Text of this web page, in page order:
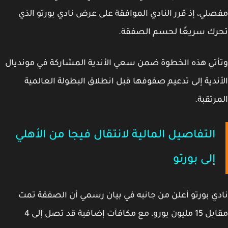
إذ قرر النادي الموافقة على عرض نادي بورتو الذي
سريعًا لحسم الصفقة.
هذه الخطوة ضمن سعي الأندية المشاركة في مونديال
إلى تدعيم صفوفها قبل انطلاق البطولة العالمية
التفاصيل المالية لانتقال فيجا من الأهلي
إلى بورتو
بورتو أعلن من جانبه في بيان رسمي أن الصفقة تمت
مقابل 15 مليون يورو، مع مكافآت إضافية قد تصل إلى 4